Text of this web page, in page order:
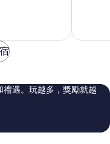
站
遇。玩越多，獎勵就越